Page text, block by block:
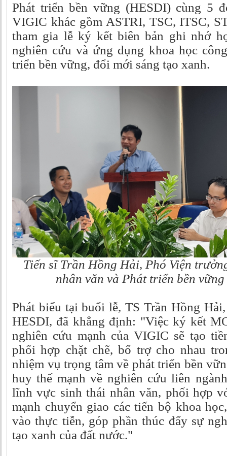
Phát triển bền vững (HESDI) cùng 5
VIGIC khác gồm ASTRI, TSC, ITSC,
tham gia lễ ký kết biên bản ghi nhớ
nghiên cứu và ứng dụng khoa học
triển bền vững, đổi mới sáng tạo xanh.
Tiến sĩ Trần Hồng Hải, Phó Viện
nhân văn và Phát triển bền
Phát biểu tại buổi lễ, TS Trần Hồng
HESDI, đã khẳng định: "Việc ký kết
nghiên cứu mạnh của VIGIC sẽ tạo
phối hợp chặt chẽ, bổ trợ cho nhau
nhiệm vụ trọng tâm về phát triển bền
huy thế mạnh về nghiên cứu liên
lĩnh vực sinh thái nhân văn, phối hợp
mạnh chuyển giao các tiến bộ khoa
vào thực tiễn, góp phần thúc đẩy sự
tạo xanh của đất nước."